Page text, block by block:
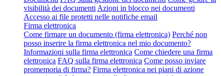
visibilità dei documenti Azioni in blocco nei documenti
Accesso ai file protetti nelle notifiche email
Firma elettronica
Come firmare un documento (firma elettronica) Perché non
posso inserire la firma elettronica nel mio documento?
Informazioni sulla firma elettronica Come chiedere una firma
elettronica FAQ sulla firma elettronica Come posso inviare
promemoria di firma? Firma elettronica nei piani di azione